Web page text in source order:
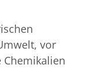
vor